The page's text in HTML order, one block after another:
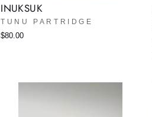
INUKSUK
TUNU PARTRIDGE
$80.00